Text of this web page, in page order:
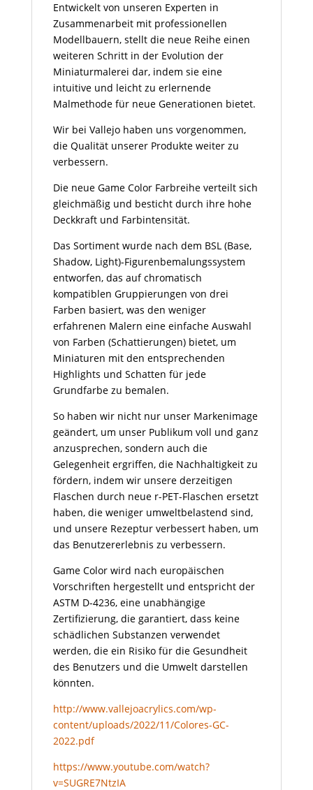
Entwickelt von unseren Experten in
Zusammenarbeit mit professionellen
Modellbauern, stellt die neue Reihe einen
weiteren Schritt in der Evolution der
Miniaturmalerei dar, indem sie eine
intuitive und leicht zu erlernende
Malmethode für neue Generationen bietet.
Wir bei Vallejo haben uns vorgenommen,
die Qualität unserer Produkte weiter zu
verbessern.
Die neue Game Color Farbreihe verteilt sich
gleichmäßig und besticht durch ihre hohe
Deckkraft und Farbintensität.
Das Sortiment wurde nach dem BSL (Base,
Shadow, Light)-Figurenbemalungssystem
entworfen, das auf chromatisch
kompatiblen Gruppierungen von drei
Farben basiert, was den weniger
erfahrenen Malern eine einfache Auswahl
von Farben (Schattierungen) bietet, um
Miniaturen mit den entsprechenden
Highlights und Schatten für jede
Grundfarbe zu bemalen.
So haben wir nicht nur unser Markenimage
geändert, um unser Publikum voll und ganz
anzusprechen, sondern auch die
Gelegenheit ergriffen, die Nachhaltigkeit zu
fördern, indem wir unsere derzeitigen
Flaschen durch neue r-PET-Flaschen ersetzt
haben, die weniger umweltbelastend sind,
und unsere Rezeptur verbessert haben, um
das Benutzererlebnis zu verbessern.
Game Color wird nach europäischen
Vorschriften hergestellt und entspricht der
ASTM D-4236, eine unabhängige
Zertifizierung, die garantiert, dass keine
schädlichen Substanzen verwendet
werden, die ein Risiko für die Gesundheit
des Benutzers und die Umwelt darstellen
könnten.
http://www.vallejoacrylics.com/wp-
content/uploads/2022/11/Colores-GC-
2022.pdf
https://www.youtube.com/watch?
v=SUGRE7NtzIA